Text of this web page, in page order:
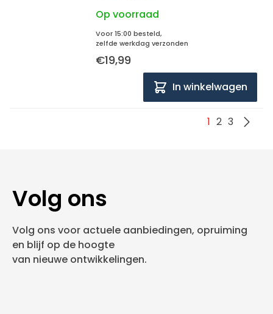
Op voorraad
Voor 15:00 besteld,
zelfde werkdag verzonden
€19,99
In winkelwagen
1 2 3
Volg ons
Volg ons voor actuele aanbiedingen, opruiming
en blijf op de hoogte
van nieuwe ontwikkelingen.